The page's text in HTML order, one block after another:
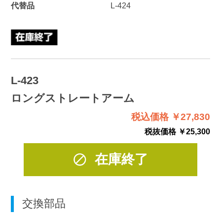
代替品 L-424
L-423
ロングストレートアーム
税込価格 ￥27,830
税抜価格 ￥25,300
在庫終了
交換部品